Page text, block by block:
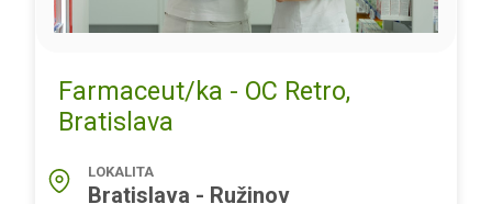
Farmaceut/ka - OC Retro,
Bratislava
LOKALITA
Bratislava - Ružinov